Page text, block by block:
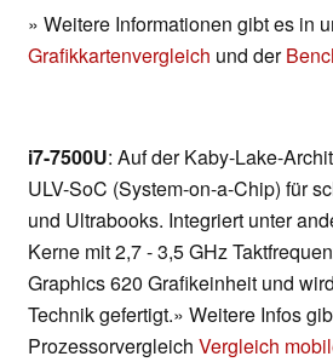
» Weitere Informationen gibt es in
Grafikkartenvergleich und der
i7-7500U: Auf der Kaby-Lake-
ULV-SoC (System-on-a-Chip) für
und Ultrabooks. Integriert unter
Kerne mit 2,7 - 3,5 GHz
Graphics 620 Grafikeinheit und
Technik gefertigt.» Weitere Infos
Prozessorvergleich Vergleich